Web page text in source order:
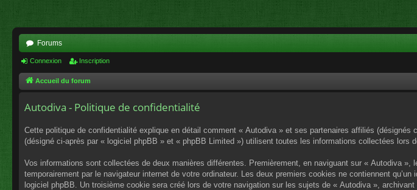
Forums
Connexion Inscription
Accueil du forum
Autodiva - Politique de confidentialité
Cette politique de confidentialité explique en détail comment « Autodiva » et ses partenaires affiliés
(désigné ci-après par « logiciel phpBB » et « phpBB Limited ») utilisent toutes les informations collectées lors
Vos informations sont collectées de deux manières différentes. Premièrement, en naviguant sur « Autodiva
temporairement par le navigateur internet de votre ordinateur. Les deux premiers cookies ne contiennent
logiciel phpBB. Un troisième cookie sera créé lors de votre navigation sur les sujets de « Autodiva »,